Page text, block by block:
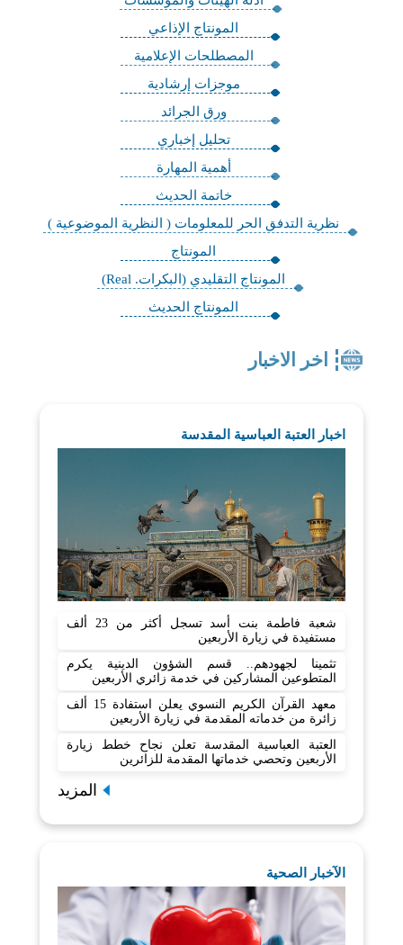
المونتاج الإذاعي
المصطلحات الإعلامية
موجزات إرشادية
ورق الجرائد
تحليل إخباري
أهمية المهارة
خاتمة الحديث
نظرية التدفق الحر للمعلومات ( النظرية الموضوعية )
المونتاج
المونتاج التقليدي (البكرات. Real)
المونتاج الحديث
اخر الاخبار
اخبار العتبة العباسية المقدسة
شعبة فاطمة بنت أسد تسجل أكثر من 23 ألف
مستفيدة في زيارة الأربعين
تثمينا لجهودهم.. قسم الشؤون الدينية يكرم
المتطوعين المشاركين في خدمة زائري الأربعين
معهد القرآن الكريم النسوي يعلن استفادة 15 ألف
زائرة من خدماته المقدمة في زيارة الأربعين
العتبة العباسية المقدسة تعلن نجاح خطط زيارة
الأربعين وتحصي خدماتها المقدمة للزائرين
المزيد
الآخبار الصحية